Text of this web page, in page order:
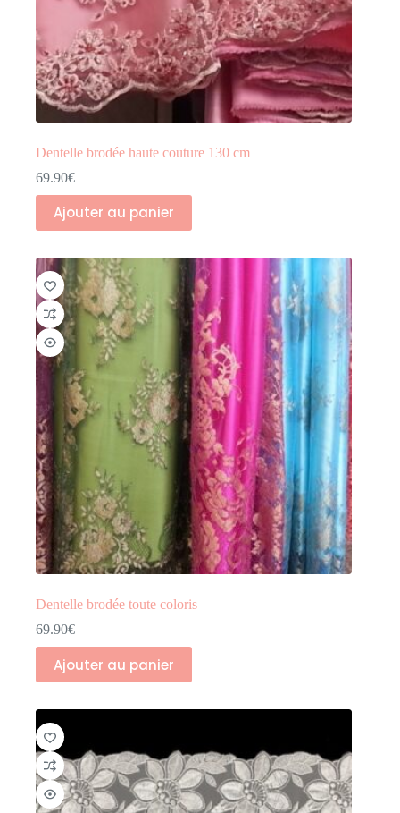
Dentelle brodée haute couture 130 cm
69.90€
Ajouter au panier
Dentelle brodée toute coloris
69.90€
Ajouter au panier